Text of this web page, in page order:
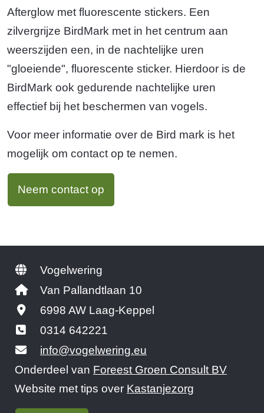
Afterglow met fluorescente stickers. Een
zilvergrijze BirdMark met in het centrum aan
weerszijden een, in de nachtelijke uren
"gloeiende", fluorescente sticker. Hierdoor is de
BirdMark ook gedurende nachtelijke uren
effectief bij het beschermen van vogels.
Voor meer informatie over de Bird mark is het
mogelijk om contact op te nemen.
Neem contact op
Vogelwering
Van Pallandtlaan 10
6998 AW Laag-Keppel
0314 642221
info@vogelwering.eu
Onderdeel van Foreest Groen Consult BV
Website met tips over Kastanjezorg